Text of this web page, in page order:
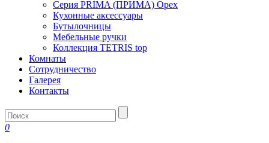
Серия PRIMA (ПРИМА) Орех
Кухонные аксессуары
Бутылочницы
Мебельные ручки
Коллекция TETRIS top
Комнаты
Сотрудничество
Галерея
Контакты
0